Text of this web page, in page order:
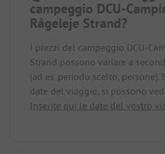
campeggio DCU-
Rågeleje Strand?
I prezzi del campeggio DCU-
Strand possono variare a
(ad es. periodo scelto, persone).
date del viaggio, si possono
Inserite qui le date del vostro